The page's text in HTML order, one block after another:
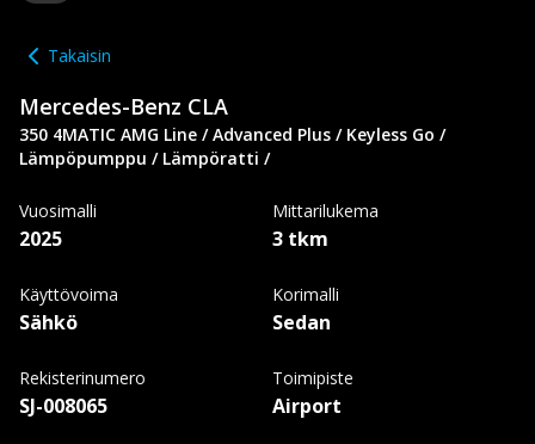
Takaisin
Mercedes-Benz CLA
350 4MATIC AMG Line / Advanced Plus / Keyless Go /
Lämpöpumppu / Lämpöratti /
Vuosimalli
2025
Mittarilukema
3 tkm
Käyttövoima
Sähkö
Korimalli
Sedan
Rekisterinumero
SJ-008065
Toimipiste
Airport